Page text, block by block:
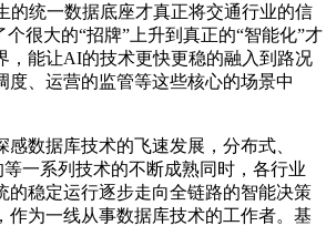
的统一数据底座才真正将交通行业的信
个很大的“招牌”上升到真正的“智能化”才
，能让AI的技术更快更稳的融入到路况
度、运营的监管等这些核心的场景中
感数据库技术的飞速发展，分布式、
一系列技术的不断成熟同时，各行业
的稳定运行逐步走向全链路的智能决策
作为一线从事数据库技术的工作者。基